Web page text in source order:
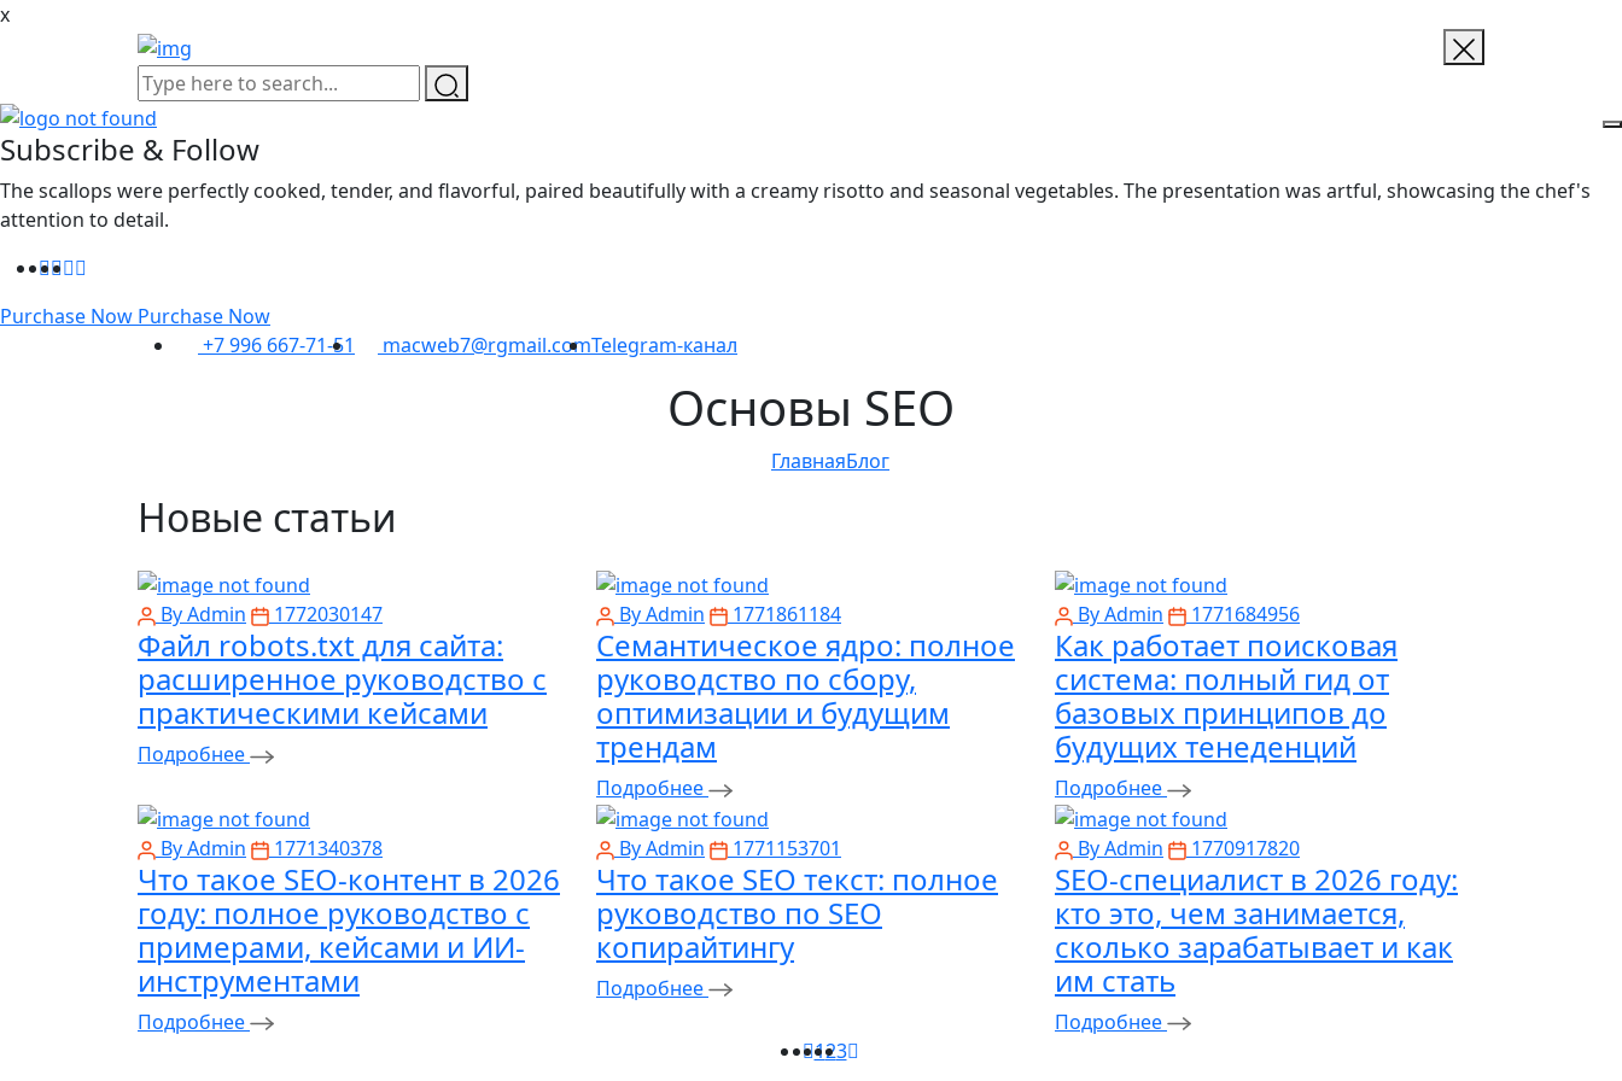
x
Subscribe & Follow
The scallops were perfectly cooked, tender, and flavorful, paired beautifully with a creamy risotto and seasonal vegetables. The presentation was artful, showcasing the chef's
attention to detail.
Purchase Now Purchase Now
+7 996 667-71-51
macweb7@rgmail.comTelegram-канал
Основы SEO
ГлавнаяБлог
Новые статьи
By Admin 1772030147
Файл robots.txt для сайта:
расширенное руководство с
практическими кейсами
Подробнее
By Admin 1771861184
Семантическое ядро: полное
руководство по сбору,
оптимизации и будущим
трендам
Подробнее
By Admin 1771684956
Как работает поисковая
система: полный гид от
базовых принципов до
будущих тенеденций
Подробнее
By Admin 1771340378
Что такое SEO-контент в 2026
году: полное руководство с
примерами, кейсами и ИИ-
инструментами
Подробнее
By Admin 1771153701
Что такое SEO текст: полное
руководство по SEO
копирайтингу
Подробнее
By Admin 1770917820
SEO-специалист в 2026 году:
кто это, чем занимается,
сколько зарабатывает и как
им стать
Подробнее
123